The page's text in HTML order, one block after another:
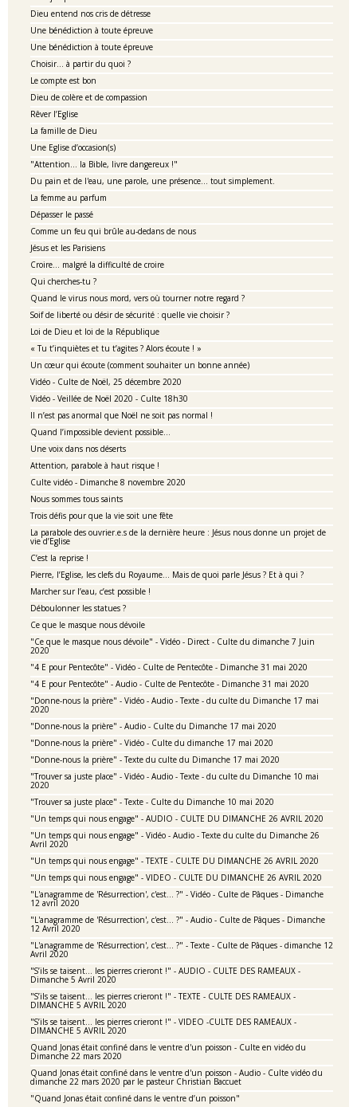
Dieu entend nos cris de détresse
Une bénédiction à toute épreuve
Une bénédiction à toute épreuve
Choisir... à partir du quoi ?
Le compte est bon
Dieu de colère et de compassion
Rêver l’Eglise
La famille de Dieu
Une Eglise d’occasion(s)
"Attention... la Bible, livre dangereux !"
Du pain et de l'eau, une parole, une présence... tout simplement.
La femme au parfum
Dépasser le passé
Comme un feu qui brûle au-dedans de nous
Jésus et les Parisiens
Croire… malgré la difficulté de croire
Qui cherches-tu ?
Quand le virus nous mord, vers où tourner notre regard ?
Soif de liberté ou désir de sécurité : quelle vie choisir ?
Loi de Dieu et loi de la République
« Tu t’inquiètes et tu t’agites ? Alors écoute ! »
Un cœur qui écoute (comment souhaiter un bonne année)
Vidéo - Culte de Noël, 25 décembre 2020
Vidéo - Veillée de Noël 2020 - Culte 18h30
Il n’est pas anormal que Noël ne soit pas normal !
Quand l’impossible devient possible…
Une voix dans nos déserts
Attention, parabole à haut risque !
Culte vidéo - Dimanche 8 novembre 2020
Nous sommes tous saints
Trois défis pour que la vie soit une fête
La parabole des ouvrier.e.s de la dernière heure : Jésus nous donne un projet de
vie d’Eglise
C’est la reprise !
Pierre, l’Eglise, les clefs du Royaume… Mais de quoi parle Jésus ? Et à qui ?
Marcher sur l’eau, c’est possible !
Déboulonner les statues ?
Ce que le masque nous dévoile
"Ce que le masque nous dévoile" - Vidéo - Direct - Culte du dimanche 7 Juin
2020
"4 E pour Pentecôte" - Vidéo - Culte de Pentecôte - Dimanche 31 mai 2020
"4 E pour Pentecôte" - Audio - Culte de Pentecôte - Dimanche 31 mai 2020
"Donne-nous la prière" - Vidéo - Audio - Texte - du culte du Dimanche 17 mai
2020
"Donne-nous la prière" - Audio - Culte du Dimanche 17 mai 2020
"Donne-nous la prière" - Vidéo - Culte du dimanche 17 mai 2020
"Donne-nous la prière" - Texte du culte du Dimanche 17 mai 2020
"Trouver sa juste place" - Vidéo - Audio - Texte - du culte du Dimanche 10 mai
2020
"Trouver sa juste place" - Texte - Culte du Dimanche 10 mai 2020
"Un temps qui nous engage" - AUDIO - CULTE DU DIMANCHE 26 AVRIL 2020
"Un temps qui nous engage" - Vidéo - Audio - Texte du culte du Dimanche 26
Avril 2020
"Un temps qui nous engage" - TEXTE - CULTE DU DIMANCHE 26 AVRIL 2020
"Un temps qui nous engage" - VIDEO - CULTE DU DIMANCHE 26 AVRIL 2020
"L'anagramme de 'Résurrection', c'est... ?" - Vidéo - Culte de Pâques - Dimanche
12 avril 2020
"L'anagramme de 'Résurrection', c'est... ?" - Audio - Culte de Pâques - Dimanche
12 Avril 2020
"L'anagramme de 'Résurrection', c'est... ?" - Texte - Culte de Pâques - dimanche 12
Avril 2020
"S’ils se taisent… les pierres crieront !" - AUDIO - CULTE DES RAMEAUX -
Dimanche 5 Avril 2020
"S’ils se taisent… les pierres crieront !" - TEXTE - CULTE DES RAMEAUX -
DIMANCHE 5 AVRIL 2020
"S’ils se taisent… les pierres crieront !" - VIDEO -CULTE DES RAMEAUX -
DIMANCHE 5 AVRIL 2020
Quand Jonas était confiné dans le ventre d'un poisson - Culte en vidéo du
Dimanche 22 mars 2020
Quand Jonas était confiné dans le ventre d'un poisson - Audio - Culte vidéo du
dimanche 22 mars 2020 par le pasteur Christian Baccuet
"Quand Jonas était confiné dans le ventre d’un poisson"